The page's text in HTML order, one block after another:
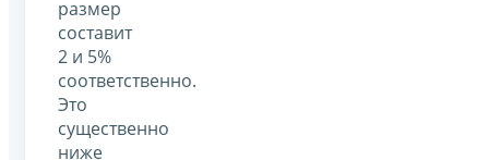
размер
составит
2 и 5%
соответственно.
Это
существенно
ниже